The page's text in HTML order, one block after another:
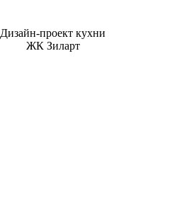
Дизайн-проект кухни
ЖК Зиларт